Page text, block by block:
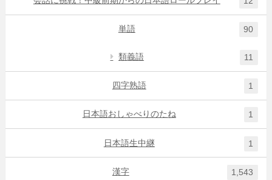
単語 90
類義語 11
四字熟語 1
日本語おしゃべりのたね 1
日本語生中継 1
漢字 1,543